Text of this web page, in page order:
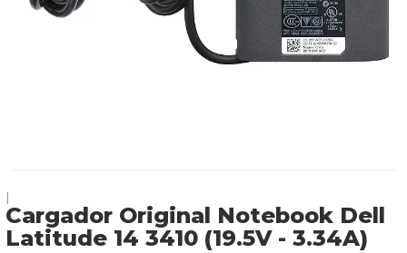
Cargador Original Notebook Dell
Latitude 14 3410 (19.5V - 3.34A)